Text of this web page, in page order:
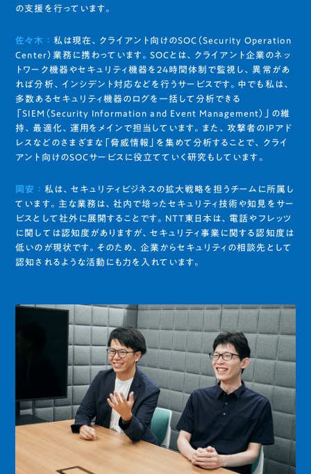
の支援を行っています。
佐々木 ： 私は現在、クライアント向けのSOC（Security Operation
Center）業務に携わっています。SOCとは、クライアント企業のネッ
トワーク機器やセキュリティ機器を24時間体制で監視し、異常があ
れば分析、インシデント対応などを行うサービスです。中でも私は、
多数あるセキュリティ機器のログを一括して分析できる
「SIEM（Security Information and Event Management）」の維
持、最適化、運用をメインで担当しています。また、攻撃者のIPアド
レスなどのさまざまな「脅威情報」を集めて分析することで、クライ
アント向けのSOCサービスに役立てていく研究もしています。
岡安 ： 私は、セキュリティビジネスの拡大戦略を担うチームに所属し
ています。主な業務は、社内で培ったセキュリティ技術や知見をサー
ビスとして社外に展開することです。NTT東日本は、電話やフレッツ
に関しては認知度がありますが、セキュリティ事業に関する認知度は
低いのが現状です。そのため、企業からセキュリティの相談先として
認知されるような活動にも力を入れています。